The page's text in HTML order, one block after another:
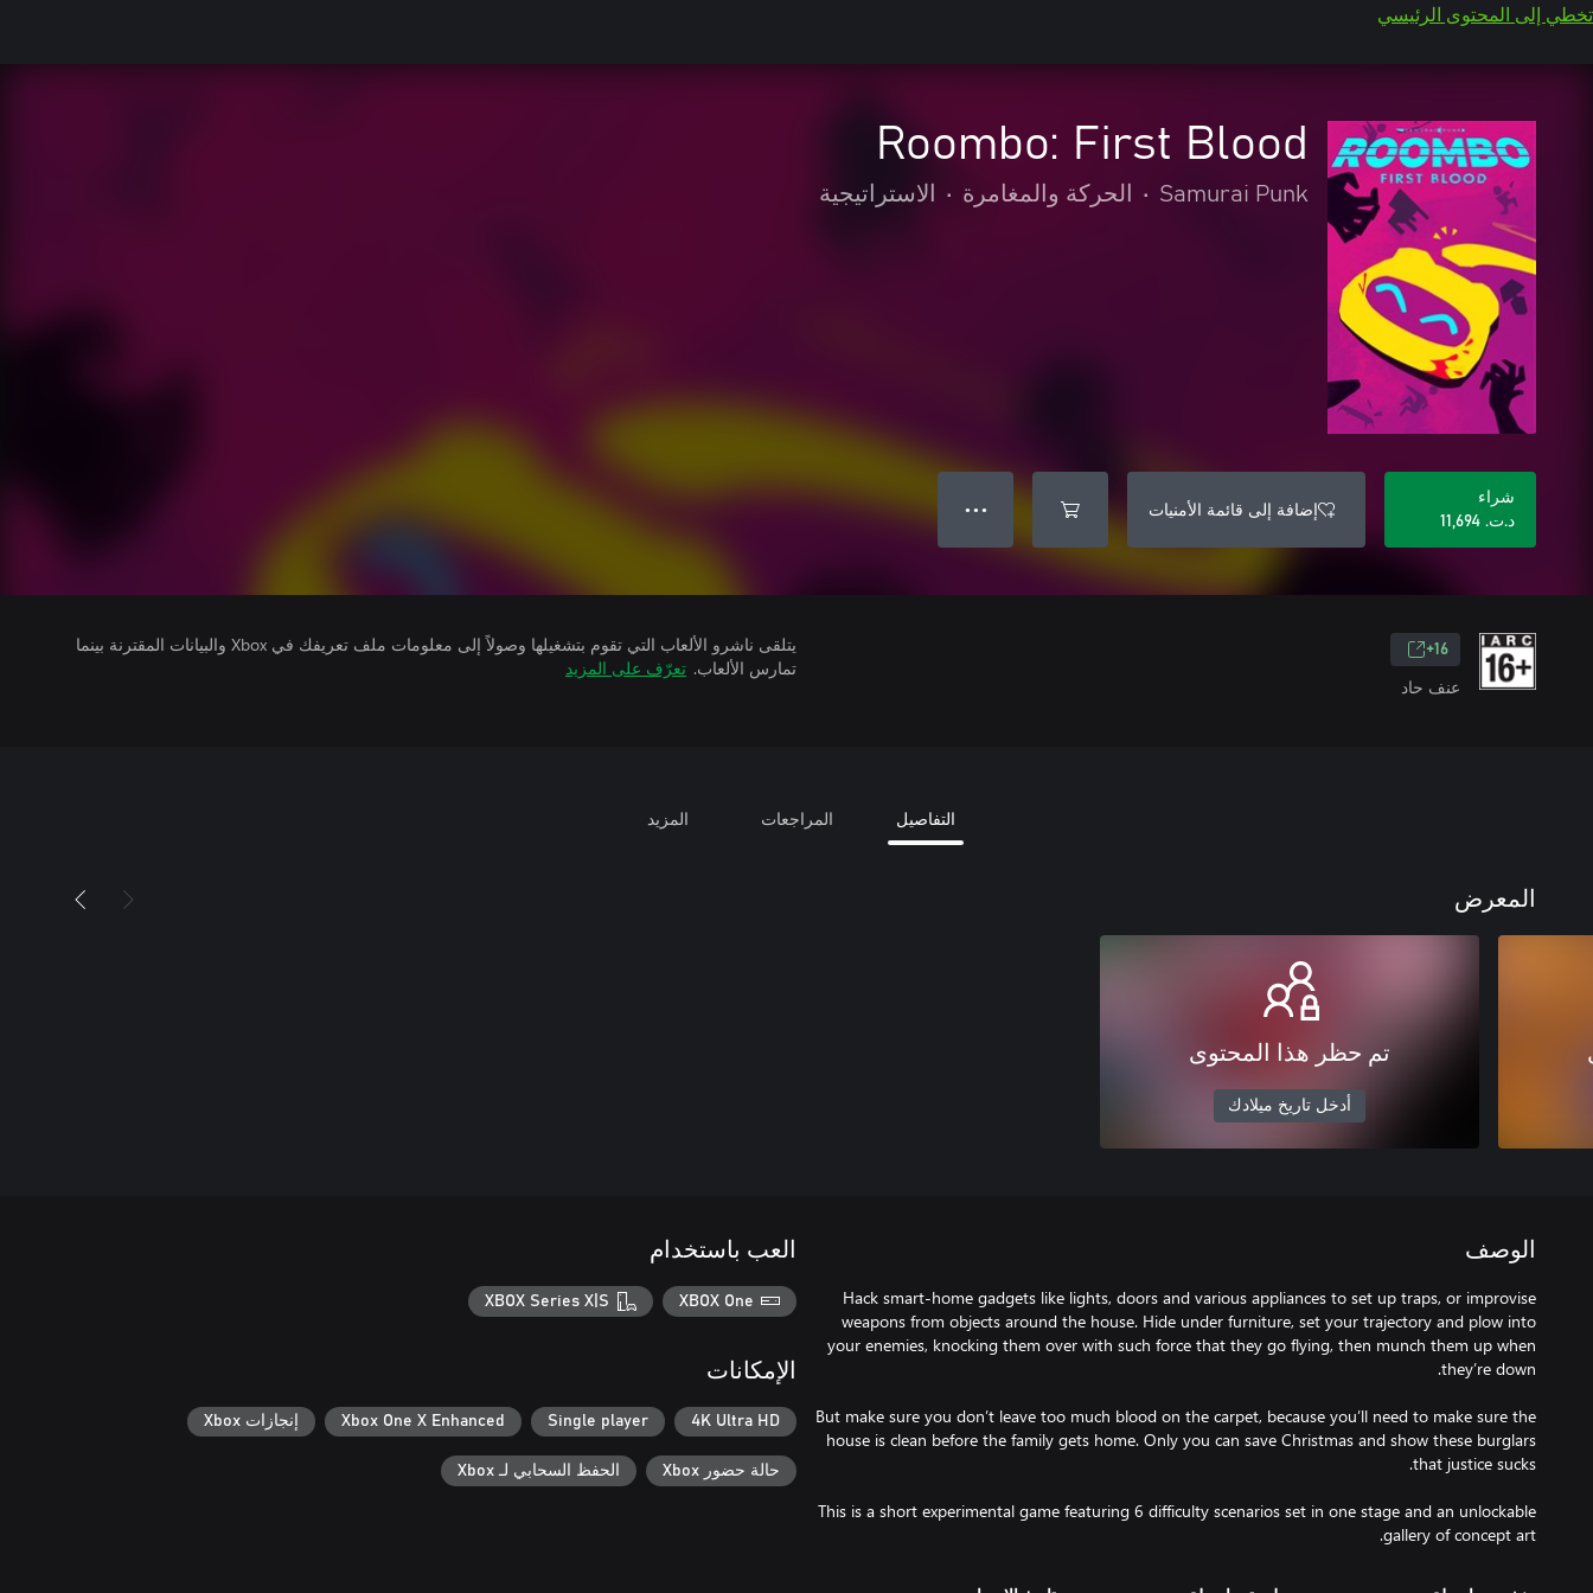
تخطي إلى المحتوى الرئيسي
Roombo: First Blood
Samurai Punk
• الحركة والمغامرة • الاستراتيجية
شراء
د.ت.‏ 11,694
إضافة إلى قائمة الأمنيات ● ● ●
16+
عنف حاد
يتلقى ناشرو الألعاب التي تقوم بتشغيلها وصولاً إلى معلومات ملف تعريفك في Xbox والبيانات المقترنة بينما
تمارس الألعاب. تعرّف على المزيد
التفاصيل المراجعات المزيد
المعرض
تم حظر هذا المحتوى
أدخل تاريخ ميلادك
الوصف
Hack smart-home gadgets like lights, doors and various appliances to set up traps, or improvise
weapons from objects around the house. Hide under furniture, set your trajectory and plow into
your enemies, knocking them over with such force that they go flying, then munch them up when
But make sure you don’t leave too much blood on the carpet, because you’ll need to make sure the
house is clean before the family gets home. Only you can save Christmas and show these burglars
This is a short experimental game featuring 6 difficulty scenarios set in one stage and an unlockable
gallery of concept art.
العب باستخدام
XBOX One
XBOX Series X|S
الإمكانات
4K Ultra HD
Single player
Xbox One X Enhanced إنجازات Xbox
حالة حضور Xbox الحفظ السحابي لـ Xbox